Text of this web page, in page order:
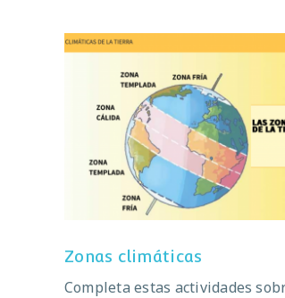
Zonas climáticas
Zonas climáticas
Completa estas actividades